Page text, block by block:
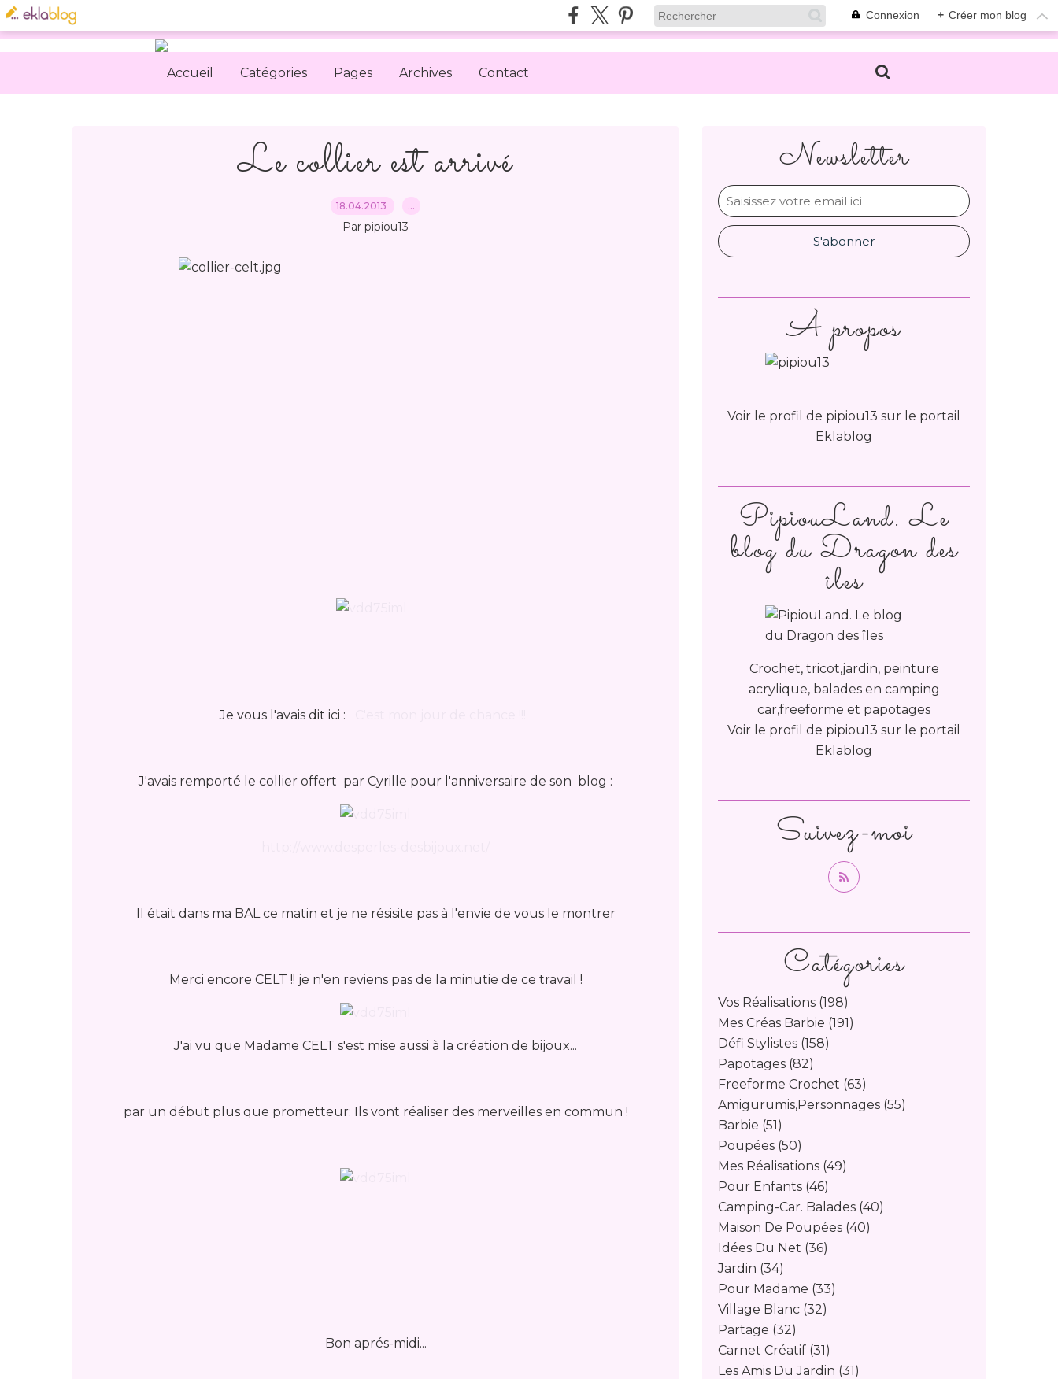
Connexion + Créer mon blog
Accueil Catégories Pages Archives Contact
Le collier est arrivé
18.04.2013 …
Par pipiou13
Je vous l'avais dit ici :
J'avais remporté le collier offert par Cyrille pour l'anniversaire de son blog :
Il était dans ma BAL ce matin et je ne résisite pas à l'envie de vous le montrer
Merci encore CELT !! je n'en reviens pas de la minutie de ce travail !
J'ai vu que Madame CELT s'est mise aussi à la création de bijoux...
par un début plus que prometteur: Ils vont réaliser des merveilles en commun !
Bon aprés-midi...
Newsletter
Catégories
Vos Réalisations (198)
Mes Créas Barbie (191)
Défi Stylistes (158)
Papotages (82)
Freeforme Crochet (63)
Amigurumis,personnages (55)
Barbie (51)
Poupées (50)
Mes Réalisations (49)
Pour Enfants (46)
Camping-Car. Balades (40)
Maison De Poupées (40)
Idées Du Net (36)
Jardin (34)
Pour Madame (33)
Village Blanc (32)
Partage (32)
Carnet Créatif (31)
Les Amis Du Jardin (31)
PipiouLand. Le
blog du Dragon des
îles
Crochet, tricot,jardin, peinture
acrylique, balades en camping
car,freeforme et papotages
Voir le profil de pipiou13 sur le portail
Eklablog
Suivez-moi
À propos
Voir le profil de pipiou13 sur le portail
Eklablog